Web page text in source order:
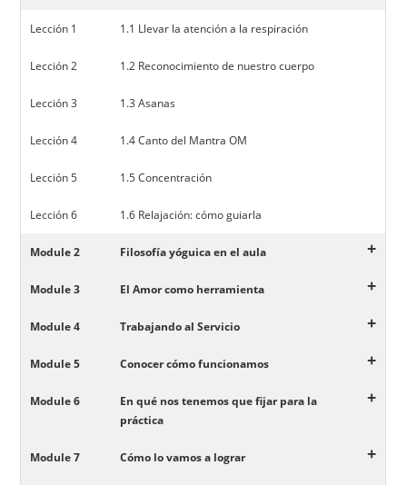
Lección 1 1.1 Llevar la atención a la respiración
Lección 2 1.2 Reconocimiento de nuestro cuerpo
Lección 3 1.3 Asanas
Lección 4 1.4 Canto del Mantra OM
Lección 5 1.5 Concentración
Lección 6 1.6 Relajación: cómo guiarla
Module 2 Filosofía yóguica en el aula +
Module 3 El Amor como herramienta +
Module 4 Trabajando al Servicio +
Module 5 Conocer cómo funcionamos +
Module 6
En qué nos tenemos que fijar para la
práctica
+
Module 7 Cómo lo vamos a lograr +